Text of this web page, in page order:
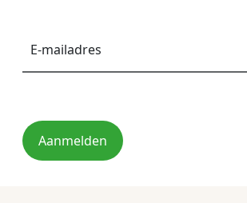
Aanmelden